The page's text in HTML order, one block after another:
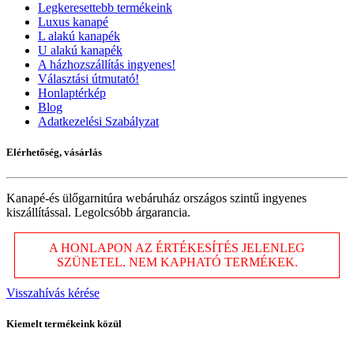
Legkeresettebb termékeink
Luxus kanapé
L alakú kanapék
U alakú kanapék
A házhozszállítás ingyenes!
Választási útmutató!
Honlaptérkép
Blog
Adatkezelési Szabályzat
Elérhetőség, vásárlás
Kanapé-és ülőgarnitúra webáruház országos szintű ingyenes
kiszállítással. Legolcsóbb árgarancia.
A HONLAPON AZ ÉRTÉKESÍTÉS JELENLEG
SZÜNETEL. NEM KAPHATÓ TERMÉKEK.
Visszahívás kérése
Kiemelt termékeink közül